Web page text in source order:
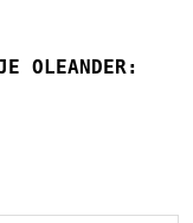
OLEANDER: